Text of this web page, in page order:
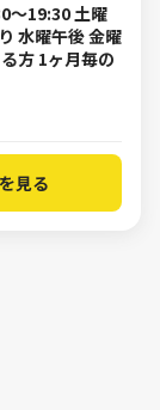
～19:30 土曜
水曜午後 金曜
方 1ヶ月毎の
見る